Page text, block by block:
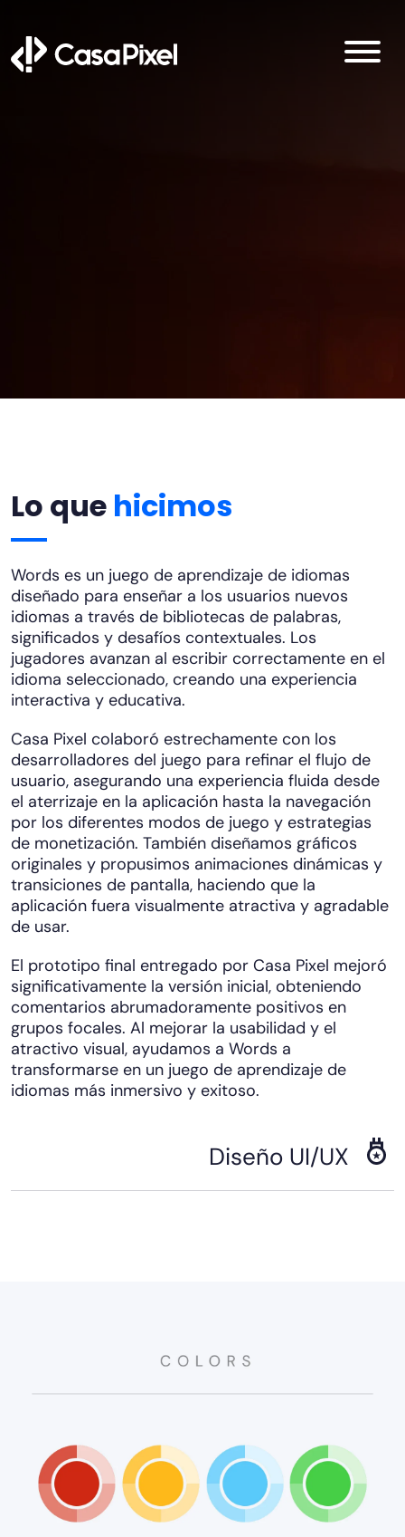
Lo que hicimos
Words es un juego de aprendizaje de idiomas
diseñado para enseñar a los usuarios nuevos
idiomas a través de bibliotecas de palabras,
significados y desafíos contextuales. Los
jugadores avanzan al escribir correctamente en el
idioma seleccionado, creando una experiencia
interactiva y educativa.
Casa Pixel colaboró estrechamente con los
desarrolladores del juego para refinar el flujo de
usuario, asegurando una experiencia fluida desde
el aterrizaje en la aplicación hasta la navegación
por los diferentes modos de juego y estrategias
de monetización. También diseñamos gráficos
originales y propusimos animaciones dinámicas y
transiciones de pantalla, haciendo que la
aplicación fuera visualmente atractiva y agradable
de usar.
El prototipo final entregado por Casa Pixel mejoró
significativamente la versión inicial, obteniendo
comentarios abrumadoramente positivos en
grupos focales. Al mejorar la usabilidad y el
atractivo visual, ayudamos a Words a
transformarse en un juego de aprendizaje de
idiomas más inmersivo y exitoso.
Diseño UI/UX